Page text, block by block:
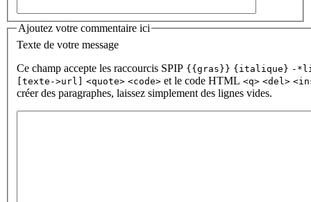
Ajoutez votre commentaire ici
Texte de votre message
Ce champ accepte les raccourcis SPIP {{gras}} {italique} -
[texte->url]
<quote> <code> et le code HTML <q> <del>
créer des paragraphes, laissez simplement des lignes vides.